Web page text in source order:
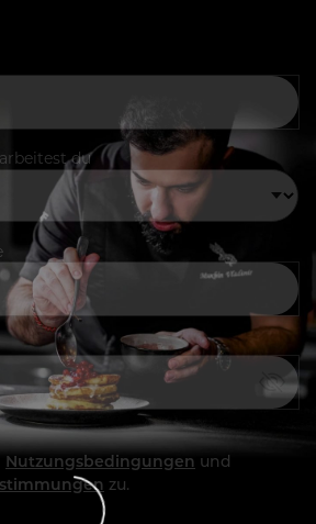
du
Nutzungsbedingungen und
zu.